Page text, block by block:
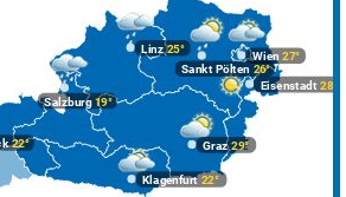
Graz29°
22°
Klagenfurt 22°
Linz25°
Salzburg19°
Wien 27°
Eisenstadt 28°
Sankt Pölten 26°